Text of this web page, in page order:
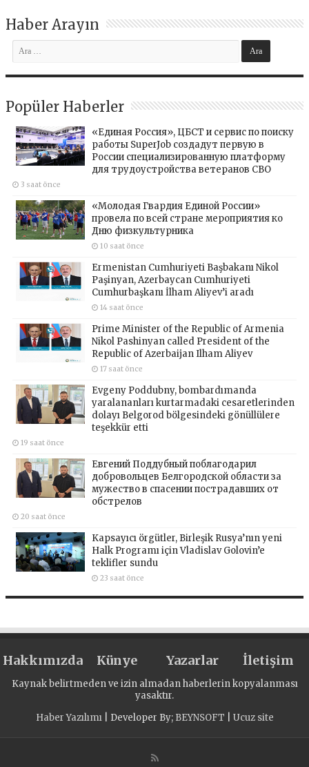
Haber Arayın
Popüler Haberler
«Единая Россия», ЦБСТ и сервис по поиску
работы SuperJob создадут первую в
России специализированную платформу
для трудоустройства ветеранов СВО
3 saat önce
«Молодая Гвардия Единой России»
провела по всей стране мероприятия ко
Дню физкультурника
10 saat önce
Ermenistan Cumhuriyeti Başbakanı Nikol
Paşinyan, Azerbaycan Cumhuriyeti
Cumhurbaşkanı İlham Aliyev’i aradı
14 saat önce
Prime Minister of the Republic of Armenia
Nikol Pashinyan called President of the
Republic of Azerbaijan Ilham Aliyev
17 saat önce
Evgeny Poddubny, bombardımanda
yaralananları kurtarmadaki cesaretlerinden
dolayı Belgorod bölgesindeki gönüllülere
teşekkür etti
19 saat önce
Евгений Поддубный поблагодарил
добровольцев Белгородской области за
мужество в спасении пострадавших от
обстрелов
20 saat önce
Kapsayıcı örgütler, Birleşik Rusya’nın yeni
Halk Programı için Vladislav Golovin’e
teklifler sundu
23 saat önce
Hakkımızda Künye Yazarlar İletişim
Kaynak belirtmeden ve izin almadan haberlerin kopyalanması
yasaktır.
Haber Yazılımı| Developer By; BEYNSOFT Ucuz site